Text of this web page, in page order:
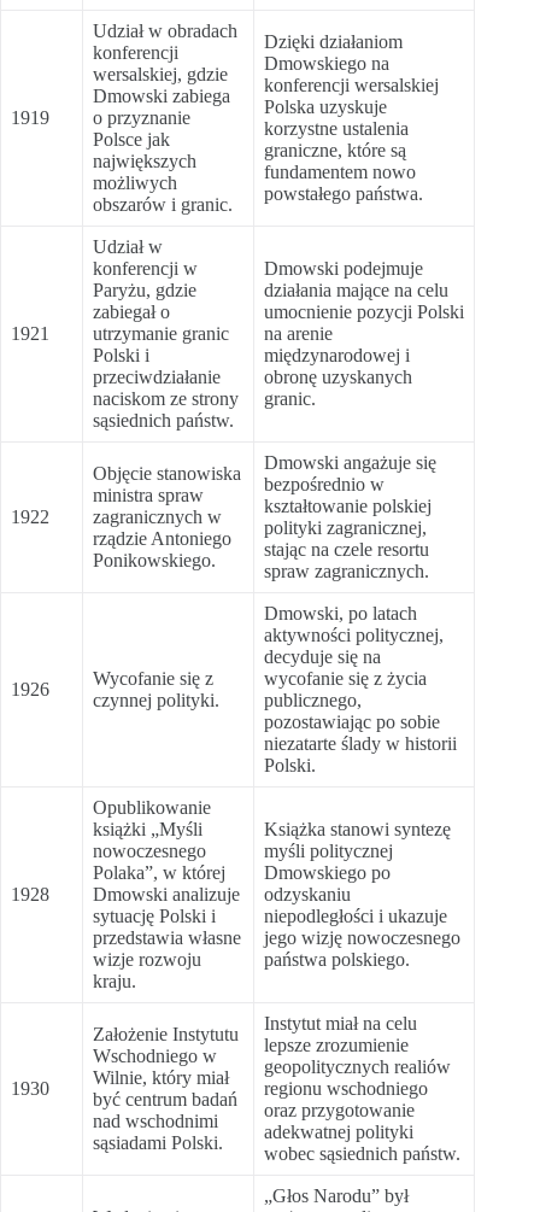
1919
Udział w obradach
konferencji
wersalskiej, gdzie
Dmowski zabiega
o przyznanie
Polsce jak
największych
możliwych
obszarów i granic.
Dzięki działaniom
Dmowskiego na
konferencji wersalskiej
Polska uzyskuje
korzystne ustalenia
graniczne, które są
fundamentem nowo
powstałego państwa.
1921
Udział w
konferencji w
Paryżu, gdzie
zabiegał o
utrzymanie granic
Polski i
przeciwdziałanie
naciskom ze strony
sąsiednich państw.
Dmowski podejmuje
działania mające na celu
umocnienie pozycji Polski
na arenie
międzynarodowej i
obronę uzyskanych
granic.
1922
Objęcie stanowiska
ministra spraw
zagranicznych w
rządzie Antoniego
Ponikowskiego.
Dmowski angażuje się
bezpośrednio w
kształtowanie polskiej
polityki zagranicznej,
stając na czele resortu
spraw zagranicznych.
1926
Wycofanie się z
czynnej polityki.
Dmowski, po latach
aktywności politycznej,
decyduje się na
wycofanie się z życia
publicznego,
pozostawiając po sobie
niezatarte ślady w historii
Polski.
1928
Opublikowanie
książki „Myśli
nowoczesnego
Polaka”, w której
Dmowski analizuje
sytuację Polski i
przedstawia własne
wizje rozwoju
kraju.
Książka stanowi syntezę
myśli politycznej
Dmowskiego po
odzyskaniu
niepodległości i ukazuje
jego wizję nowoczesnego
państwa polskiego.
1930
Założenie Instytutu
Wschodniego w
Wilnie, który miał
być centrum badań
nad wschodnimi
sąsiadami Polski.
Instytut miał na celu
lepsze zrozumienie
geopolitycznych realiów
regionu wschodniego
oraz przygotowanie
adekwatnej polityki
wobec sąsiednich państw.
„Głos Narodu” był